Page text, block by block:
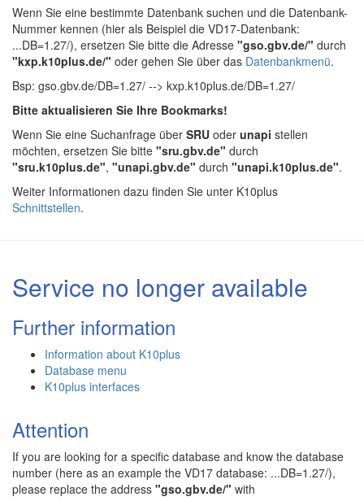
Wenn Sie eine bestimmte Datenbank suchen und die Datenbank-
Nummer kennen (hier als Beispiel die VD17-Datenbank:
...DB=1.27/), ersetzen Sie bitte die Adresse "gso.gbv.de/" durch
"kxp.k10plus.de/" oder gehen Sie über das Datenbankmenü.
Bsp: gso.gbv.de/DB=1.27/ --> kxp.k10plus.de/DB=1.27/
Bitte aktualisieren Sie Ihre Bookmarks!
Wenn Sie eine Suchanfrage über SRU oder unapi stellen
möchten, ersetzen Sie bitte "sru.gbv.de" durch
"sru.k10plus.de", "unapi.gbv.de" durch "unapi.k10plus.de".
Weiter Informationen dazu finden Sie unter K10plus
Schnittstellen.
Service no longer available
Further information
Information about K10plus
Database menu
K10plus interfaces
Attention
If you are looking for a specific database and know the database
number (here as an example the VD17 database: ...DB=1.27/),
please replace the address "gso.gbv.de/" with